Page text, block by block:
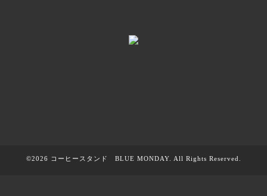
©2026 コーヒースタンド BLUE MONDAY. All Rights Reserved.